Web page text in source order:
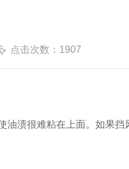
点击次数：1907
油渍很难粘在上面。如果